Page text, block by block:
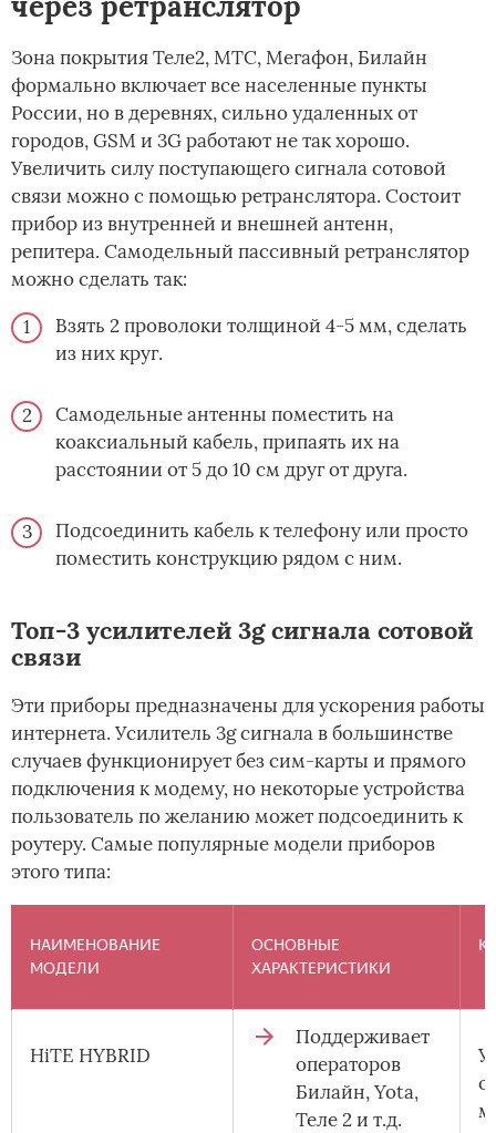
Зона покрытия Теле2, МТС, Мегафон, Билайн
формально включает все населенные пункты
России, но в деревнях, сильно удаленных от
городов, GSM и 3G работают не так хорошо.
Увеличить силу поступающего сигнала сотовой
связи можно с помощью ретранслятора. Состоит
прибор из внутренней и внешней антенн,
репитера. Самодельный пассивный ретранслятор
можно сделать так:
Взять 2 проволоки толщиной 4-5 мм, сделать
из них круг.
Самодельные антенны поместить на
коаксиальный кабель, припаять их на
расстоянии от 5 до 10 см друг от друга.
Подсоединить кабель к телефону или просто
поместить конструкцию рядом с ним.
Топ-3 усилителей 3g сигнала сотовой
связи
Эти приборы предназначены для ускорения работы
интернета. Усилитель 3g сигнала в большинстве
случаев функционирует без сим-карты и прямого
подключения к модему, но некоторые устройства
пользователь по желанию может подсоединить к
роутеру. Самые популярные модели приборов
этого типа:
НАИМЕНОВАНИЕ
МОДЕЛИ
ОСНОВНЫЕ
ХАРАКТЕРИСТИКИ
HiTE HYBRID
Поддерживает
операторов
Билайн, Yota,
Теле 2 и т.д.